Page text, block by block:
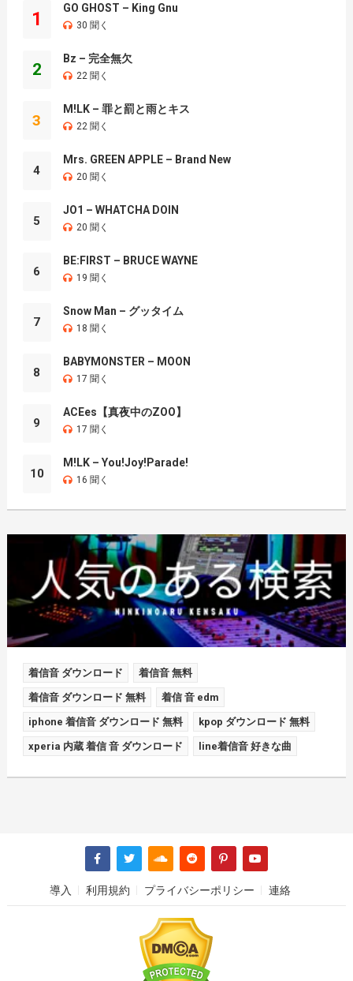
1
GO GHOST – King Gnu
30 聞く
2
Bz – 完全無欠
22 聞く
3
M!LK – 罪と罰と雨とキス
22 聞く
4
Mrs. GREEN APPLE – Brand New
20 聞く
5
JO1 – WHATCHA DOIN
20 聞く
6
BE:FIRST – BRUCE WAYNE
19 聞く
7
Snow Man – グッタイム
18 聞く
8
BABYMONSTER – MOON
17 聞く
9
ACEes【真夜中のZOO】
17 聞く
10
M!LK – You!Joy!Parade!
16 聞く
着信音 ダウンロード 着信音 無料
着信音 ダウンロード 無料 着信 音 edm
iphone 着信音 ダウンロード 無料 kpop ダウンロード 無料
xperia 内蔵 着信 音 ダウンロード line着信音 好きな曲
導入 利用規約 プライバシーポリシー 連絡